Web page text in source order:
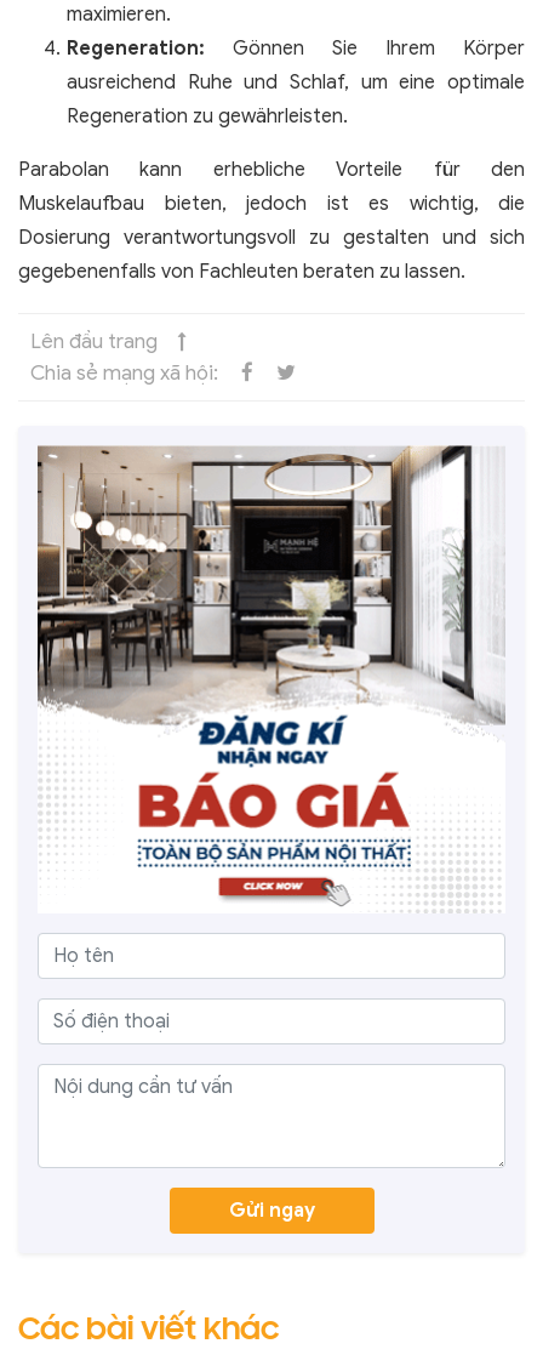
maximieren.
Regeneration: Gönnen Sie Ihrem Körper
ausreichend Ruhe und Schlaf, um eine optimale
Regeneration zu gewährleisten.
Parabolan kann erhebliche Vorteile für den
Muskelaufbau bieten, jedoch ist es wichtig, die
Dosierung verantwortungsvoll zu gestalten und sich
gegebenenfalls von Fachleuten beraten zu lassen.
Lên đầu trang
Chia sẻ mạng xã hội:
Gửi ngay
Các bài viết khác